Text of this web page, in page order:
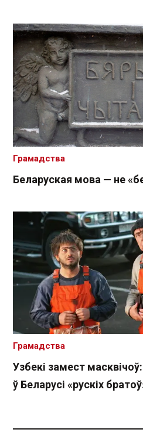
Беларуская мова — не
Грамадства
Узбекі замест
ў Беларусі «рускіх
Грамадства